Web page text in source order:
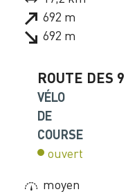
692 m
692 m
ROUTE DES
VÉLO
DE
COURSE
ouvert
moyen